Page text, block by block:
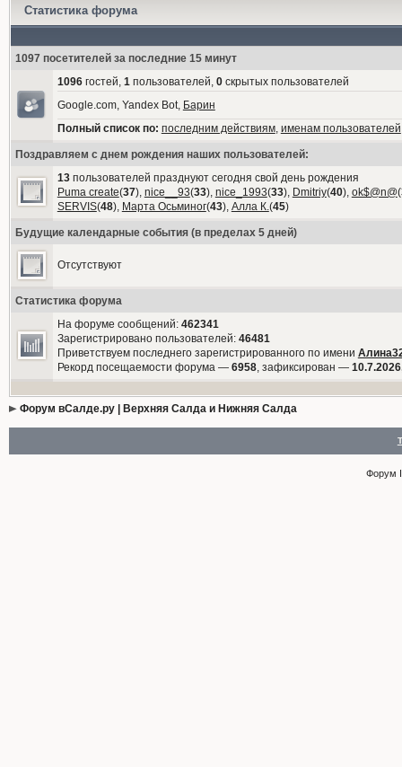
Статистика форума
1097 посетителей за последние 15 минут
1096гостей, 1пользователей, 0скрытых пользователей
Google.com, Yandex Bot, Барин
Полный список по: последним действиям, именам пользователей
Поздравляем с днем рождения наших пользователей:
13пользователей празднуют сегодня свой день рождения
Puma create(37), nice__93(33), nice_1993(33), Dmitriy(40), ok$@n@(
SERVIS(48), Марта Осьминог(43), Алла К.(45)
Будущие календарные события (в пределах 5 дней)
Отсутствуют
Статистика форума
На форуме сообщений: 462341
Зарегистрировано пользователей: 46481
Приветствуем последнего зарегистрированного по имени
Рекорд посещаемости форума — 6958, зафиксирован —
Форум вСалде.ру | Верхняя Салда и Нижняя Салда
Форум